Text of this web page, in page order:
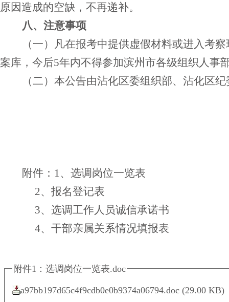
原因造成的空缺，不再递补。
八、注意事项
（一）凡在报考中提供虚假材料或进入考
案库，今后5年内不得参加滨州市各级组织人事
（二）本公告由沾化区委组织部、沾化区
附件：1、选调岗位一览表
2、报名登记表
3、选调工作人员诚信承诺书
4、干部亲属关系情况填报表
附件1：选调岗位一览表.doc
a97bb197d65c4f9cdb0e0b9374a06794.doc(29.00 KB)